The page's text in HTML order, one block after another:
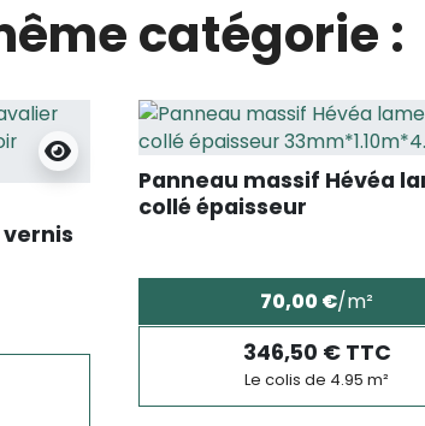
catégorie :
Panneau massif Hévéa
collé épaisseur
70,00 €/m²
346,50 € TTC
Le colis de 4.95 m²